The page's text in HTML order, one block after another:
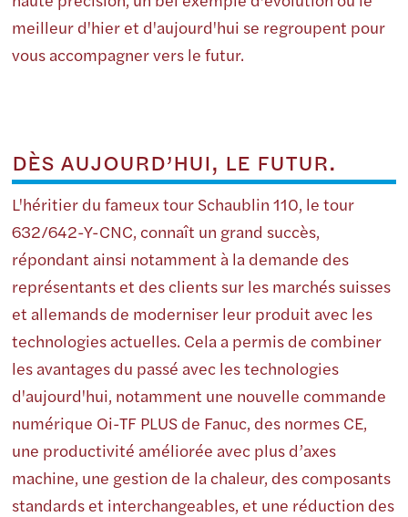
meilleur d'hier et d'aujourd'hui se regroupent pour
vous accompagner vers le futur.
DÈS AUJOURD’HUI, LE FUTUR.
L'héritier du fameux tour Schaublin 110, le tour
632/642-Y-CNC, connaît un grand succès,
répondant ainsi notamment à la demande des
représentants et des clients sur les marchés suisses
et allemands de moderniser leur produit avec les
technologies actuelles. Cela a permis de combiner
les avantages du passé avec les technologies
d'aujourd'hui, notamment une nouvelle commande
numérique Oi-TF PLUS de Fanuc, des normes CE,
une productivité améliorée avec plus d’axes
machine, une gestion de la chaleur, des composants
standards et interchangeables, et une réduction des